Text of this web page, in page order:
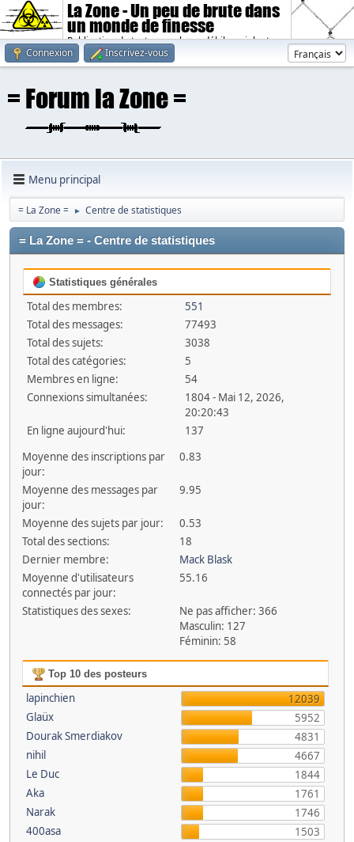
La Zone - Un peu de brute dans
un monde de finesse
Publication de textes sombres, débiles, violents.
Connexion
Inscrivez-vous
Menu principal
= La Zone = ► Centre de statistiques
= La Zone = - Centre de statistiques
Statistiques générales
Total des membres:
551
Total des messages:
77493
Total des sujets:
3038
Total des catégories:
5
Membres en ligne:
54
Connexions simultanées:
1804 - Mai 12, 2026,
20:20:43
En ligne aujourd'hui:
137
Moyenne des inscriptions par
jour:
0.83
Moyenne des messages par
jour:
9.95
Moyenne des sujets par jour:
0.53
Total des sections:
18
Dernier membre:
Mack Blask
Moyenne d'utilisateurs
connectés par jour:
55.16
Statistiques des sexes:
Ne pas afficher: 366
Masculin: 127
Féminin: 58
Top 10 des posteurs
lapinchien
12039
Glaüx
5952
Dourak Smerdiakov
4831
nihil
4667
Le Duc
1844
Aka
1761
Narak
1746
400asa
1503